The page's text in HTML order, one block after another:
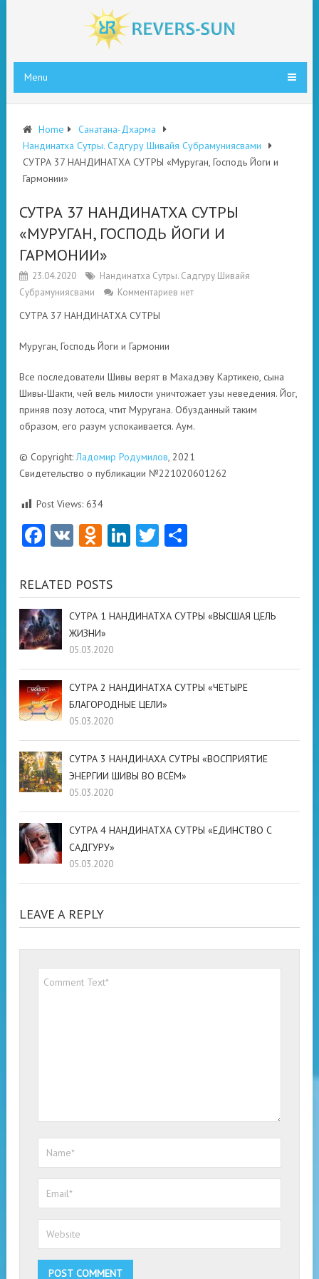
Menu
Home
Санатана-Дхарма
Нандинатха Сутры. Садгуру Шивайя Субрамуниясвами
СУТРА 37 НАНДИНАТХА СУТРЫ «Муруган, Господь Йоги и
Гармонии»
СУТРА 37 НАНДИНАТХА СУТРЫ
«МУРУГАН, ГОСПОДЬ ЙОГИ И
ГАРМОНИИ»
23.04.2020
Нандинатха Сутры. Садгуру Шивайя
Субрамуниясвами
Комментариев нет
СУТРА 37 НАНДИНАТХА СУТРЫ
Муруган, Господь Йоги и Гармонии
Все последователи Шивы верят в Махадэву Картикею, сына
Шивы-Шакти, чей вель милости уничтожает узы неведения. Йог,
приняв позу лотоса, чтит Муругана. Обузданный таким
образом, его разум успокаивается. Аум.
© Copyright:Ладомир Родумилов, 2021
Свидетельство о публикации №221020601262
Post Views: 634
Facebook
VK Odnoklassniki
LinkedIn
Twitter
RELATED POSTS
СУТРА 1 НАНДИНАТХА СУТРЫ «ВЫСШАЯ ЦЕЛЬ
ЖИЗНИ»
05.03.2020
СУТРА 2 НАНДИНАТХА СУТРЫ «ЧЕТЫРЕ
БЛАГОРОДНЫЕ ЦЕЛИ»
05.03.2020
СУТРА 3 НАНДИНАХА СУТРЫ «ВОСПРИЯТИЕ
ЭНЕРГИИ ШИВЫ ВО ВСЁМ»
05.03.2020
СУТРА 4 НАНДИНАТХА СУТРЫ «ЕДИНСТВО С
САДГУРУ»
05.03.2020
LEAVE A REPLY